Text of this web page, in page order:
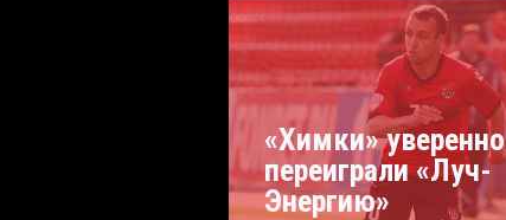
«Химки» уверенно
переиграли «Луч-
Энергию»